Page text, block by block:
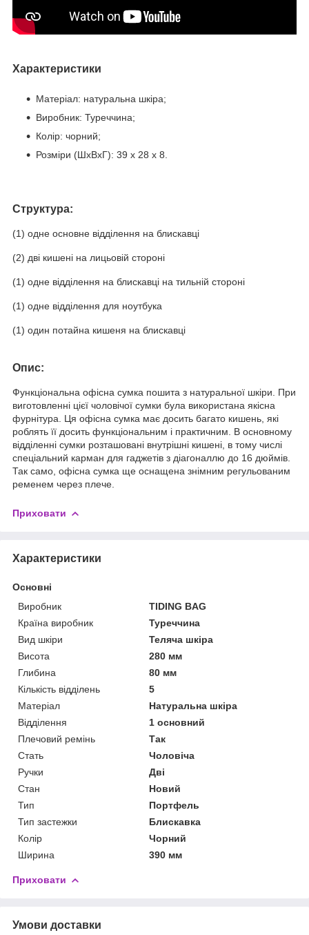
Характеристики
Матеріал: натуральна шкіра;
Виробник: Туреччина;
Колір: чорний;
Розміри (ШхВхГ): 39 x 28 x 8
Структура:
(1) одне основне відділення на блискавці
(2) дві кишені на лицьовій стороні
(1) одне відділення на блискавці на тильній стороні
(1) одне відділення для ноутбука
(1) один потайна кишеня на блискавці
Опис:
Функціональна офісна сумка пошита з натуральної шкіри. При
виготовленні цієї чоловічої сумки була використана якісна
фурнітура. Ця офісна сумка має досить багато кишень, які
роблять її досить функціональним і практичним. В основному
відділенні сумки розташовані внутрішні кишені, в тому числі
спеціальний карман для гаджетів з діагоналлю до 16 дюймів.
Так само, офісна сумка ще оснащена знімним регульованим
ременем через плече.
Приховати
Характеристики
Основні
Виробник
TIDING BAG
Країна виробник
Туреччина
Вид шкіри
Теляча шкіра
Висота
280 мм
Глибина
80 мм
Кількість відділень
5
Матеріал
Натуральна шкіра
Відділення
1 основний
Плечовий ремінь
Так
Стать
Чоловіча
Ручки
Дві
Стан
Новий
Тип
Портфель
Тип застежки
Блискавка
Колір
Чорний
Ширина
390 мм
Приховати
Умови доставки